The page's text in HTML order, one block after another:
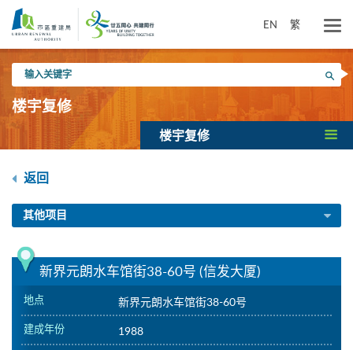
内
EN 繁
入
关
键
搜寻
楼宇复修
楼宇复修
返回
其他项目
新界元朗水车馆街38-60号 (信发大厦)
地点 新界元朗水车馆街38-60号
建成年份 1988